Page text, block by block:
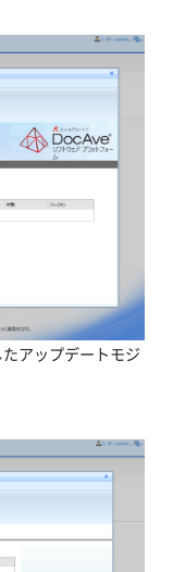
アップデートモジ